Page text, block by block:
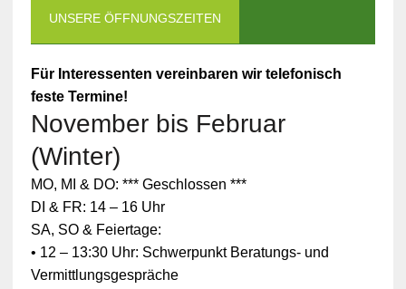
UNSERE ÖFFNUNGSZEITEN
Für Interessenten vereinbaren wir telefonisch
feste Termine!
November bis Februar
(Winter)
MO, MI & DO: *** Geschlossen ***
DI & FR: 14 – 16 Uhr
SA, SO & Feiertage:
• 12 – 13:30 Uhr: Schwerpunkt Beratungs- und
Vermittlungsgespräche